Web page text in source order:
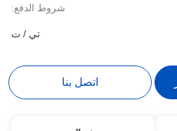
شروط الدفع:
تي / ت
اتصل بنا